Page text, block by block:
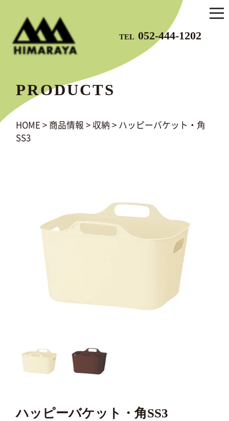
TEL 052-444-1202
PRODUCTS
HOME > 商品情報 >収納 > ハッピーバケット・角
SS3
ハッピーバケット・角SS3